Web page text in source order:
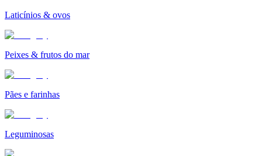
Laticínios & ovos
Peixes & frutos do mar
Pães e farinhas
Leguminosas